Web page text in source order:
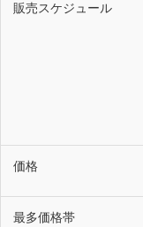
販売スケジュール
価格
最多価格帯